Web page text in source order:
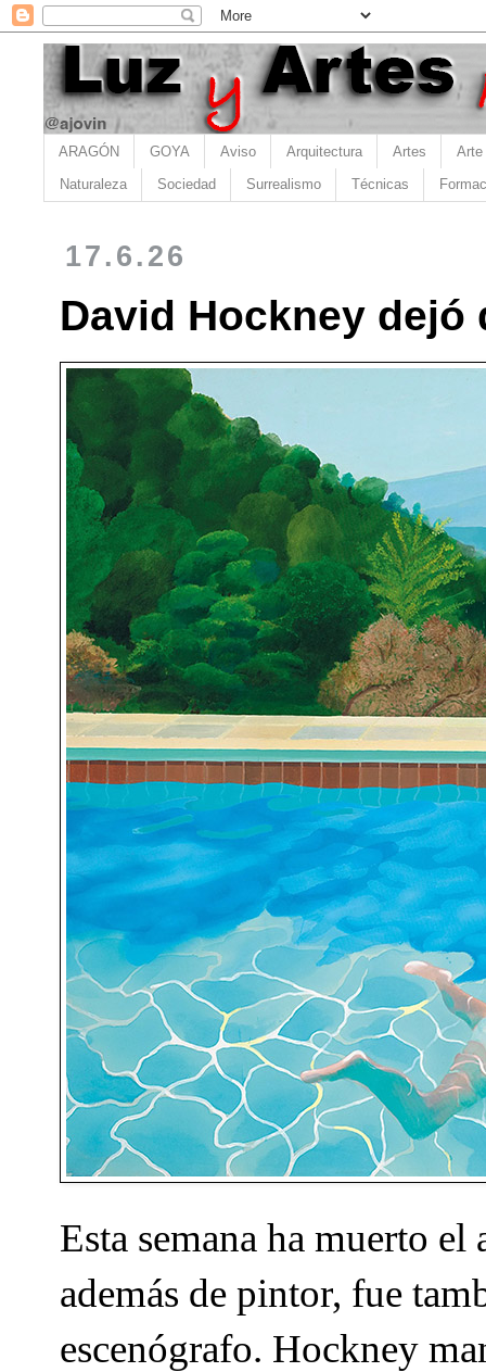
ARAGÓN GOYA Aviso Arquitectura Artes Arte
Naturaleza Sociedad Surrealismo Técnicas
17.6.26
David Hockney dejó
Esta semana ha muerto
además de pintor, fue
escenógrafo. Hockney